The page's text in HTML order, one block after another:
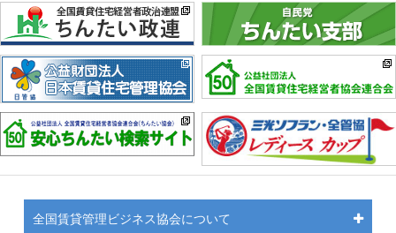
全国賃貸管理ビジネス協会について